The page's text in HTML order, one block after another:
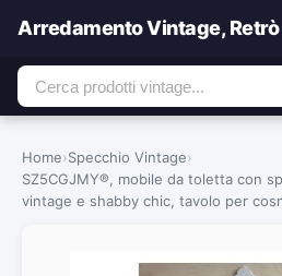
Arredamento Vintage, Retrò
Home›Specchio Vintage›
SZ5CGJMY®, mobile da toletta con
vintage e shabby chic, tavolo per